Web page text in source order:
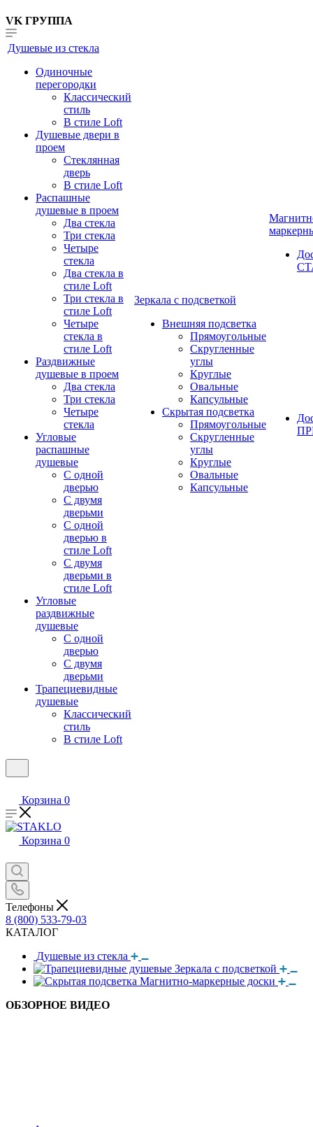
VK ГРУППА
Душевые из стекла
Одиночные
перегородки
Классический
стиль
В стиле Loft
Душевые двери в
проем
Стеклянная
дверь
В стиле Loft
Распашные
душевые в проем
Два стекла
Три стекла
Четыре
стекла
Два стекла в
стиле Loft
Три стекла в
стиле Loft
Четыре
стекла в
стиле Loft
Раздвижные
душевые в проем
Два стекла
Три стекла
Четыре
стекла
Угловые
распашные
душевые
С одной
дверью
С двумя
дверьми
С одной
дверью в
стиле Loft
С двумя
дверьми в
стиле Loft
Угловые
раздвижные
душевые
С одной
дверью
С двумя
дверьми
Трапециевидные
душевые
Классический
стиль
В стиле Loft
Зеркала с подсветкой
Внешняя подсветка
Прямоугольные
Скругленные
углы
Круглые
Овальные
Капсульные
Скрытая подсветка
Прямоугольные
Скругленные
углы
Круглые
Овальные
Капсульные
Корзина 0
Корзина 0
Телефоны
8 (800) 533-79-03
КАТАЛОГ
Душевые из стекла
Зеркала с подсветкой
Магнитно-маркерные доски
ОБЗОРНОЕ ВИДЕО